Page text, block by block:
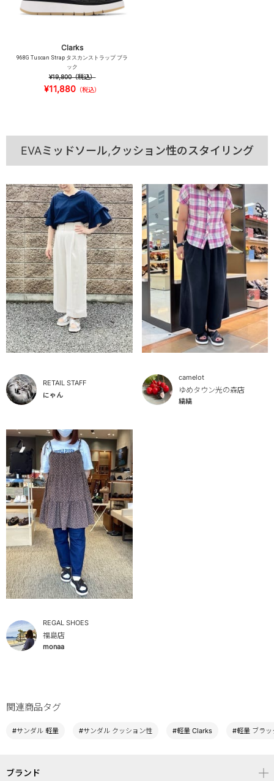
Clarks
968G Tuscan Strap タスカンストラップ ブラ
ック
¥19,800（税込）
¥11,880 （税込）
EVAミッドソール,クッション性のスタイリング
RETAIL STAFF
にゃん
camelot
ゆめタウン光の森店
縞縞
REGAL SHOES
福島店
monaa
関連商品タグ
#サンダル 軽量 #サンダル クッション性 #軽量 Clarks #軽量 ブラッ
ブランド